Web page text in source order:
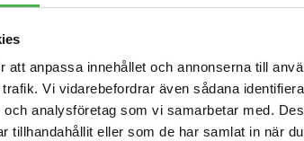
att anpassa innehållet och annonserna till
Vi vidarebefordrar även sådana
analysföretag som vi samarbetar med.
tillhandahållit eller som de har samlat in när
Andra som
1xXLR
Monitor